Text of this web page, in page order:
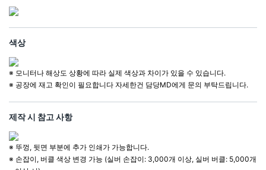
색상
※ 모니터나 해상도 상황에 따라 실제 색상과 차이가 있을 수 있습니다.
※ 공장에 재고 확인이 필요합니다 자세한건 담당MD에게 문의 부탁드립니다.
제작 시 참고 사항
※ 뚜껑, 뒷면 부분에 추가 인쇄가 가능합니다.
※ 손잡이, 버클 색상 변경 가능 (실버 손잡이: 3,000개 이상, 실버 버클: 5,000개